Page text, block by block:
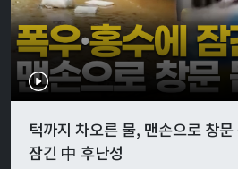
턱까지 차오른 물, 맨손으로 창
잠긴 中 후난성